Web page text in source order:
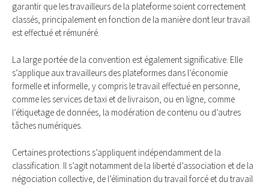
garantir que les travailleurs de la plateforme soient correctement
classés, principalement en fonction de la manière dont leur travail
est effectué et rémunéré.
La large portée de la convention est également significative. Elle
s’applique aux travailleurs des plateformes dans l’économie
formelle et informelle, y compris le travail effectué en personne,
comme les services de taxi et de livraison, ou en ligne, comme
l’étiquetage de données, la modération de contenu ou d’autres
tâches numériques.
Certaines protections s’appliquent indépendamment de la
classification. Il s’agit notamment de la liberté d’association et de la
négociation collective, de l’élimination du travail forcé et du travail